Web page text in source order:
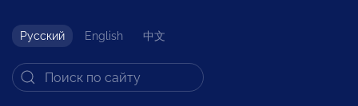
Русский English 中文